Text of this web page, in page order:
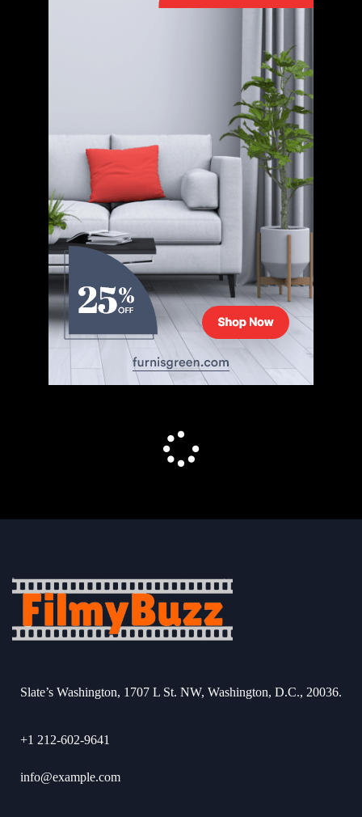
Slate’s Washington, 1707 L St. NW, Washington, D.C., 20036.
+1 212-602-9641
info@example.com